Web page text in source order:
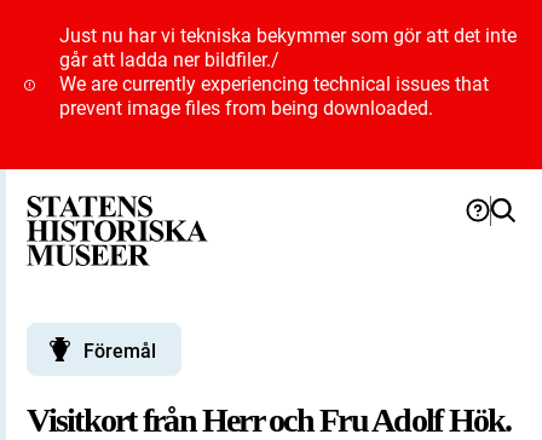
Just nu har vi tekniska bekymmer som gör att det inte
går att ladda ner bildfiler./
We are currently experiencing technical issues that
prevent image files from being downloaded.
Föremål
Visitkort från Herr och Fru Adolf Hök.